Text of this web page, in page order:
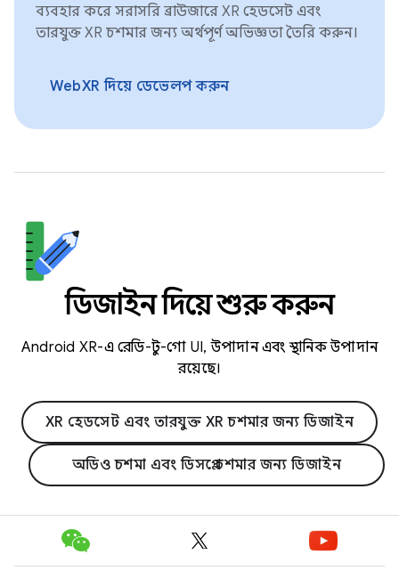
ব্যবহার করে সরাসরি ব্রাউজারে XR হেডসেট এবং
তারযুক্ত XR চশমার জন্য অর্থপূর্ণ অভিজ্ঞতা তৈরি করুন।
WebXR দিয়ে ডেভেলপ করুন
ডিজাইন দিয়ে শুরু করুন
Android XR-এ রেডি-টু-গো UI, উপাদান এবং স্থানিক উপাদান
রয়েছে।
XR হেডসেট এবং তারযুক্ত XR চশমার জন্য ডিজাইন
অডিও চশমা এবং ডিসপ্লে চশমার জন্য ডিজাইন